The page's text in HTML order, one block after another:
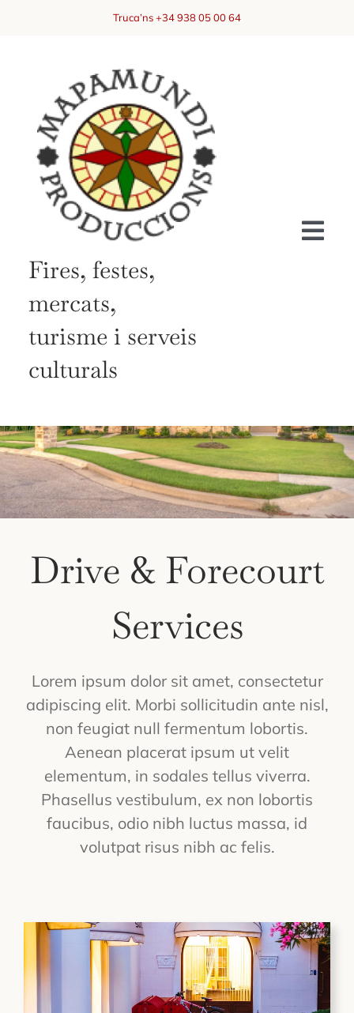
Truca’ns +34 938 05 00 64
Fires, festes,
mercats,
turisme i serveis
culturals
Inici
Ajuntaments, Consells Comarcals, Diputacions
Contacta
Drive & Forecourt
Services
Lorem ipsum dolor sit amet, consectetur
adipiscing elit. Morbi sollicitudin ante nisl,
non feugiat null fermentum lobortis.
Aenean placerat ipsum ut velit
elementum, in sodales tellus viverra.
Phasellus vestibulum, ex non lobortis
faucibus, odio nibh luctus massa, id
volutpat risus nibh ac felis.